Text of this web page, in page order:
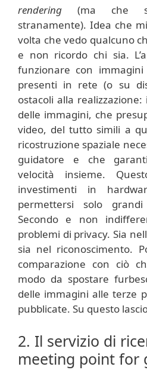
rendering (ma che si
stranamente). Idea che
volta che vedo qualcuno
e non ricordo chi sia.
funzionare con
presenti in rete (o su
ostacoli alla
delle immagini, che
video, del tutto simili a
ricostruzione spaziale
guidatore e che
velocità insieme.
investimenti in
permettersi solo
Secondo e non
problemi di privacy. Sia
sia nel riconoscimento.
comparazione con ciò
modo da spostare
delle immagini alle terze
pubblicate. Su questo
2. Il servizio di
meeting point for